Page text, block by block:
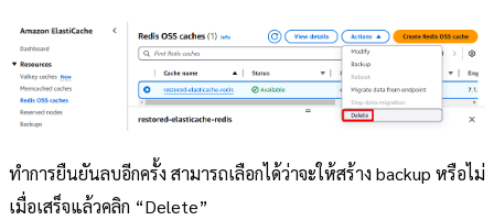
ทำการยืนยันลบอีกครั้ง สามารถเลือกได้ว่าจะให้สร้าง backup หรือไม่
เมื่อเสร็จแล้วคลิก “Delete”